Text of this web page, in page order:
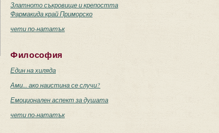
Златното съкровище и крепостта
Фармакида край Приморско
чети по-нататък
Философия
Един на хиляда
Ами... ако наистина се случи?
Емоционален аспект за душата
чети по-нататък